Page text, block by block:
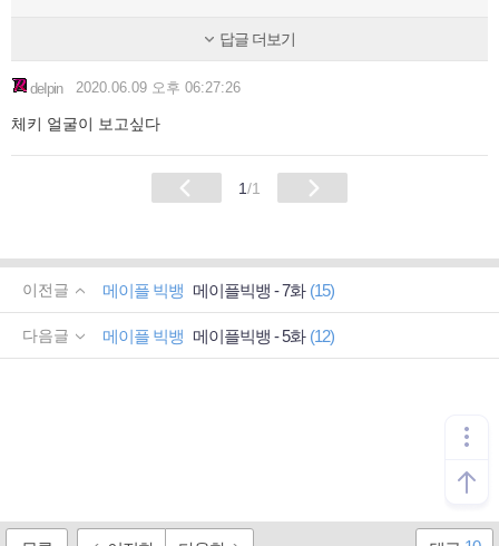
답글 더보기
deIpin 2020.06.09 오후 06:27:26
체키 얼굴이 보고싶다
1/1
이전글 메이플 빅뱅 메이플빅뱅 - 7화 (15)
다음글 메이플 빅뱅 메이플빅뱅 - 5화 (12)